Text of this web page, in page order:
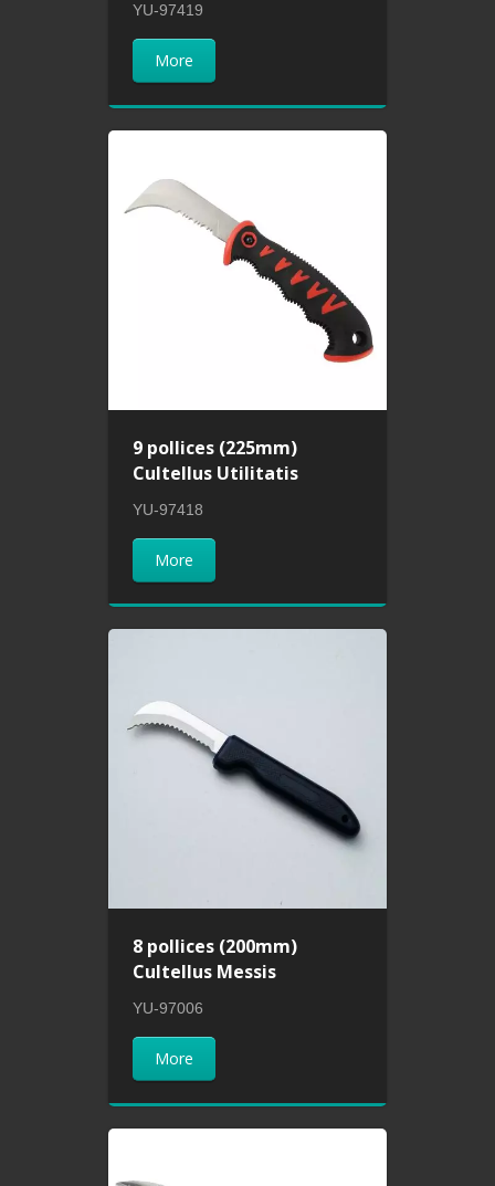
YU-97419
More
9 pollices (225mm)
Cultellus Utilitatis
YU-97418
More
8 pollices (200mm)
Cultellus Messis
YU-97006
More